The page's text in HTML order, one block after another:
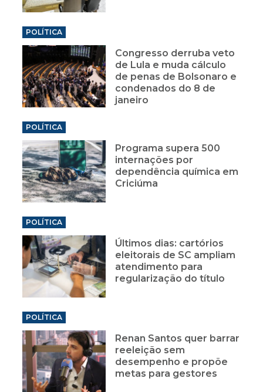
POLÍTICA
Congresso derruba veto
de Lula e muda cálculo
de penas de Bolsonaro e
condenados do 8 de
janeiro
POLÍTICA
Programa supera 500
internações por
dependência química em
Criciúma
POLÍTICA
Últimos dias: cartórios
eleitorais de SC ampliam
atendimento para
regularização do título
POLÍTICA
Renan Santos quer barrar
reeleição sem
desempenho e propõe
metas para gestores